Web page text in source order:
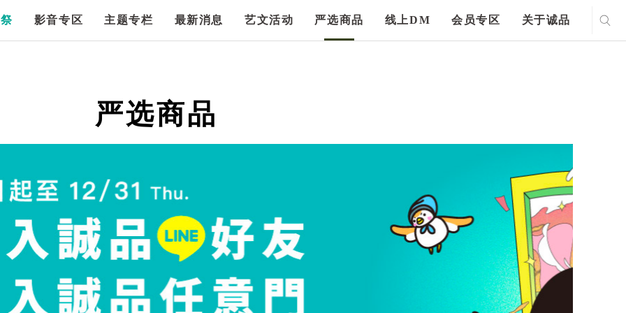
影音专区 主题专栏 最新消息 艺文活动 严选商品 线上DM 会员专区 关于诚品
严选商品